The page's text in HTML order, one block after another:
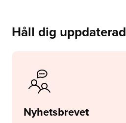
Håll dig uppdaterad
Nyhetsbrevet